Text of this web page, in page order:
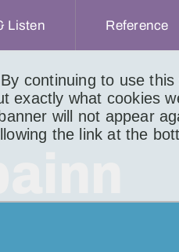
By continuing to use
exactly what cookies
will not appear
the link at the
Listen Reference